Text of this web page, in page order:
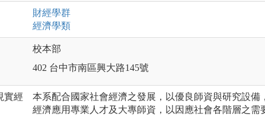
財經學群
經濟學類
校本部
402 台中市南區興大路145號
實經
本系配合國家社會經濟之發展，以優良師資與研究設備
經濟應用專業人才及大專師資，以因應社會各階層之需